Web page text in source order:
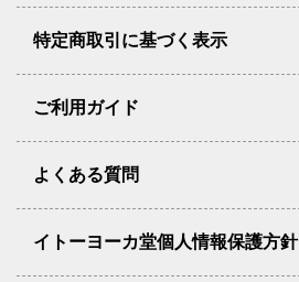
特定商取引に基づく表示
ご利用ガイド
よくある質問
イトーヨーカ堂個人情報保護方針